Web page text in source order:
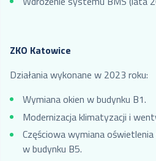
ZKO Katowice
Działania wykonane w 2023 roku:
Wymiana okien w budynku B1.
Modernizacja klimatyzacji i
Częściowa wymiana
w budynku B5.